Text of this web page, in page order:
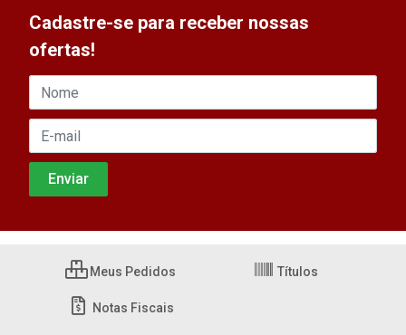
Cadastre-se para receber nossas
ofertas!
Meus Pedidos Títulos
Notas Fiscais